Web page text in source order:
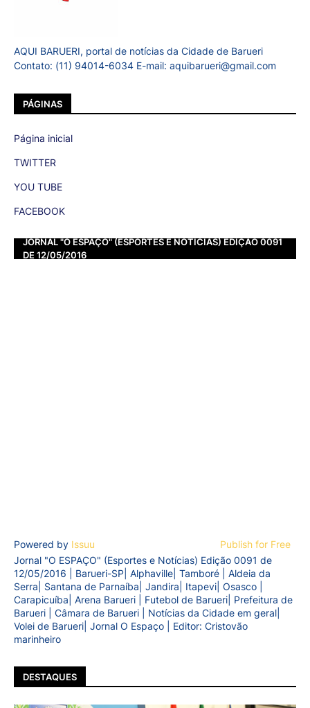
AQUI BARUERI, portal de notícias da Cidade de Barueri
Contato: (11) 94014-6034 E-mail: aquibarueri@gmail.com
PÁGINAS
Página inicial
TWITTER
YOU TUBE
FACEBOOK
JORNAL "O ESPAÇO" (ESPORTES E NOTÍCIAS) EDIÇÃO 0091
DE 12/05/2016
Powered by Issuu
Publish for Free
Jornal "O ESPAÇO" (Esportes e Notícias) Edição 0091 de
12/05/2016 | Barueri-SP| Alphaville| Tamboré | Aldeia da
Serra| Santana de Parnaíba| Jandira| Itapevi| Osasco |
Carapicuíba| Arena Barueri | Futebol de Barueri| Prefeitura de
Barueri | Câmara de Barueri | Notícias da Cidade em geral|
Volei de Barueri| Jornal O Espaço | Editor: Cristovão
marinheiro
DESTAQUES